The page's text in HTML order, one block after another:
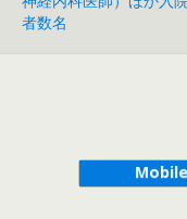
者数名
Mobile